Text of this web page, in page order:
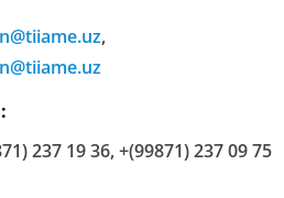
,
237 19 36,+(99871) 237 09 75